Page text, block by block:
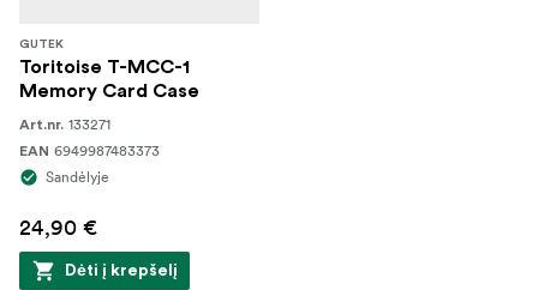
GUTEK
Toritoise T-MCC-1
Memory Card Case
Art.nr. 133271
EAN 6949987483373
Sandėlyje
24,90 €
Dėti į krepšelį